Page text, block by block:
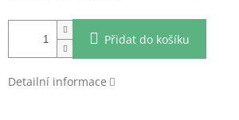
Přidat do košíku
Detailní informace